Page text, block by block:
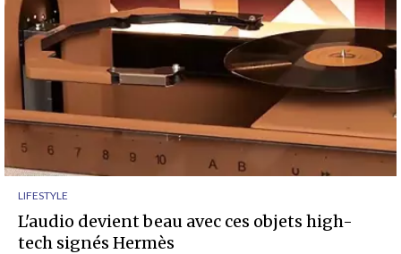
LIFESTYLE
L'audio devient beau avec ces objets high-
tech signés Hermès